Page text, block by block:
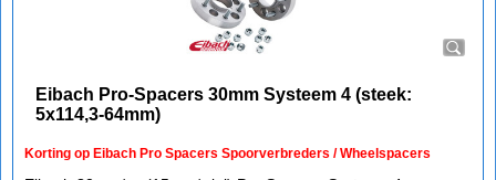
Eibach Pro-Spacers 30mm Systeem 4 (steek:
5x114,3-64mm)
Korting op Eibach Pro Spacers Spoorverbreders / Wheelspacers